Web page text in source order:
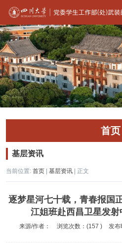
首页
基层资讯
当前位置: 首页 基层资讯 | 正文
逐梦星河七十载，青春报
江姐班赴西昌卫星发
来源/作者： 浏览次数：(157 ) 发布